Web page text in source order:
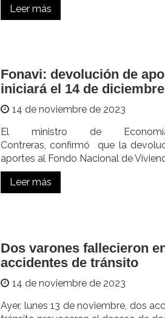
Leer más
Fonavi: devolución de
iniciará el 14 de diciembre
14 de noviembre de 2023
El ministro de
Contreras, confirmó que la
aportes al Fondo Nacional de
Leer más
Dos varones fallecieron
accidentes de tránsito
14 de noviembre de 2023
Ayer, lunes 13 de noviembre, dos